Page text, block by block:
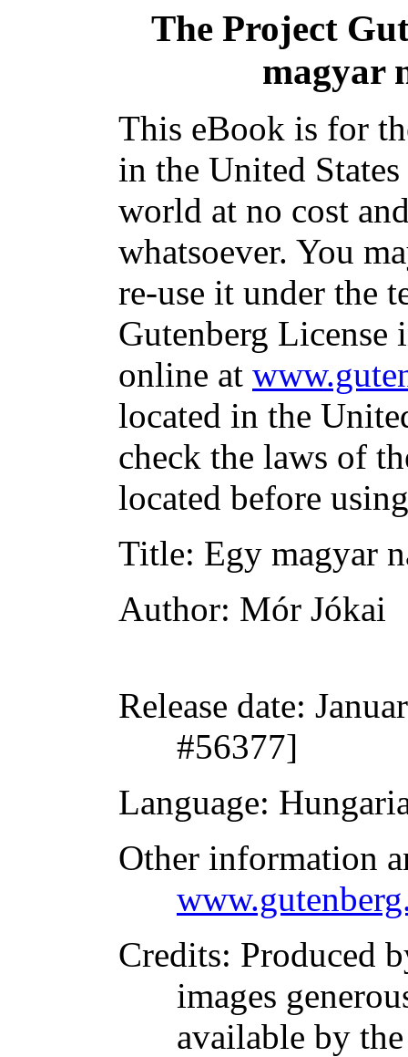
The Project
magyar
This eBook is for
in the United
world at no cost
whatsoever. You
re-use it under the
Gutenberg
online at
located in the
check the laws of
located before
Title: Egy magyar
Author: Mór Jókai
Release date:
#56377]
Language:
Other information
Credits: Produced
images
available by